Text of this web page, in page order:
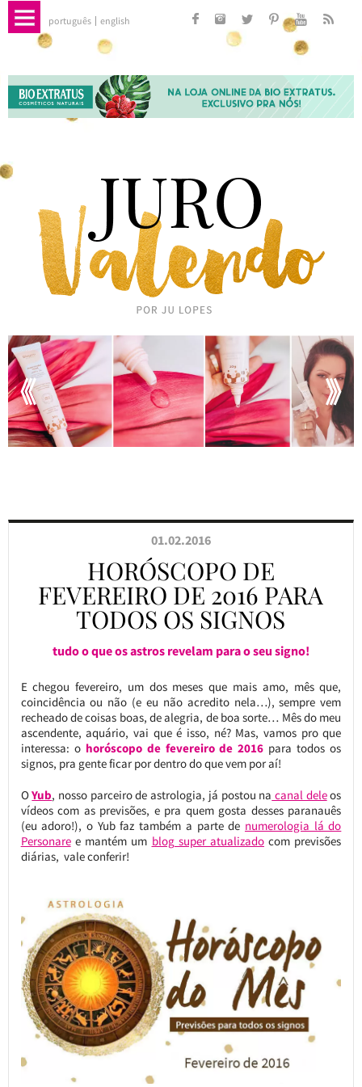
português english
01.02.2016
HORÓSCOPO DE
FEVEREIRO DE 2016 PARA
TODOS OS SIGNOS
tudo o que os astros revelam para o seu signo!
E chegou fevereiro, um dos meses que mais amo, mês que,
coincidência ou não (e eu não acredito nela…), sempre vem
recheado de coisas boas, de alegria, de boa sorte… Mês do meu
ascendente, aquário, vai que é isso, né? Mas, vamos pro que
interessa: o horóscopo de fevereiro de 2016 para todos os
signos, pra gente ficar por dentro do que vem por aí!
OYub, nosso parceiro de astrologia, já postou na canal deleos
vídeos com as previsões, e pra quem gosta desses paranauês
(eu adoro!), o Yub faz também a parte de numerologia lá do
Personaree mantém um blog super atualizadocom previsões
diárias, vale conferir!